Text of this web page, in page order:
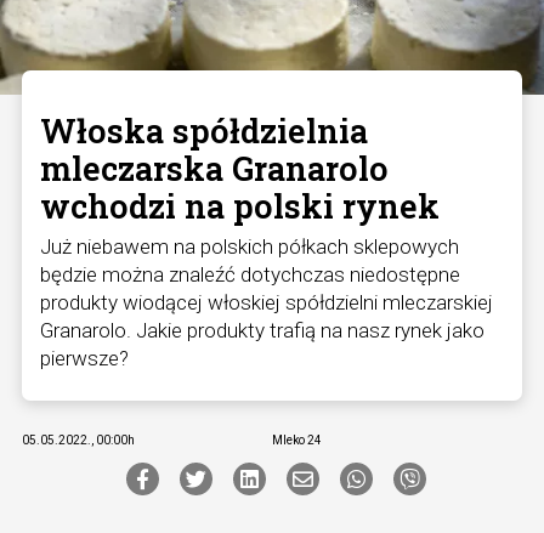
Włoska spółdzielnia
mleczarska Granarolo
wchodzi na polski rynek
Już niebawem na polskich półkach sklepowych
będzie można znaleźć dotychczas niedostępne
produkty wiodącej włoskiej spółdzielni mleczarskiej
Granarolo. Jakie produkty trafią na nasz rynek jako
pierwsze?
05.05.2022., 00:00h Mleko 24